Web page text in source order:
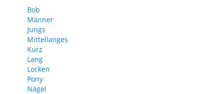
Bob
Männer
Jungs
Mittellanges
Kurz
Lang
Locken
Pony
Nägel